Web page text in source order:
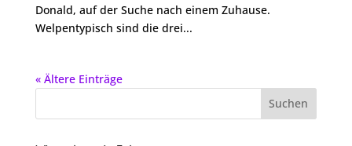
Donald, auf der Suche nach einem Zuhause.
Welpentypisch sind die drei...
« Ältere Einträge